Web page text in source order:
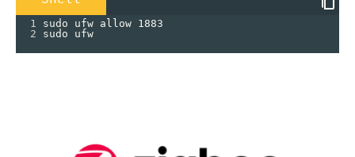
1
sudo ufw allow 1883
2
sudo ufw